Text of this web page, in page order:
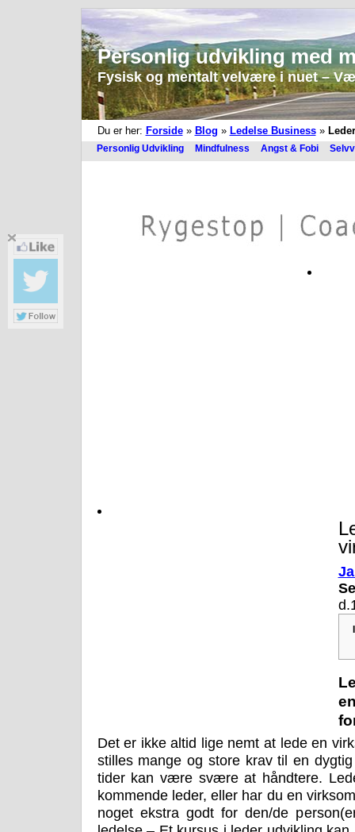
Personlig udvikling med
Fysisk og mentalt velvære i nuet –
Du er her: Forside» Blog » Ledelse Business»
Personlig Udvikling Mindfulness Angst & Fobi
Det er ikke altid lige nemt at lede en
stilles mange og store krav til en
tider kan være svære at håndtere.
kommende leder, eller har du en
noget ekstra godt for den/de